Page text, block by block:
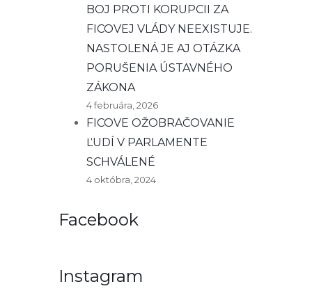
BOJ PROTI KORUPCII ZA
FICOVEJ VLÁDY NEEXISTUJE.
NASTOLENÁ JE AJ OTÁZKA
PORUŠENIA ÚSTAVNÉHO
ZÁKONA
4 februára, 2026
FICOVE OŽOBRAČOVANIE
ĽUDÍ V PARLAMENTE
SCHVÁLENÉ
4 októbra, 2024
Facebook
Instagram